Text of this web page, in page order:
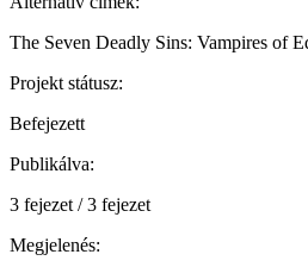
The Seven Deadly Sins: Vampires of
Projekt státusz:
Befejezett
Publikálva:
3 fejezet / 3 fejezet
Megjelenés: